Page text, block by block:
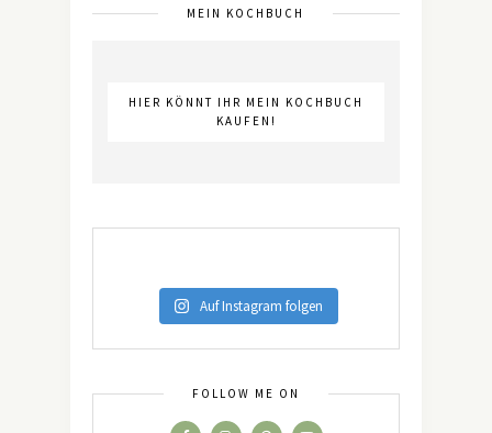
MEIN KOCHBUCH
HIER KÖNNT IHR MEIN KOCHBUCH
KAUFEN!
Auf Instagram folgen
FOLLOW ME ON